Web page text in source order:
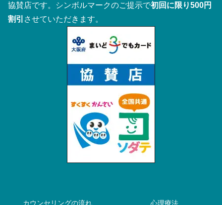
協賛店です。シンボルマークのご提示で初回に限り500円
割引 させていただきます。
カウンセリングの流れ 心理療法